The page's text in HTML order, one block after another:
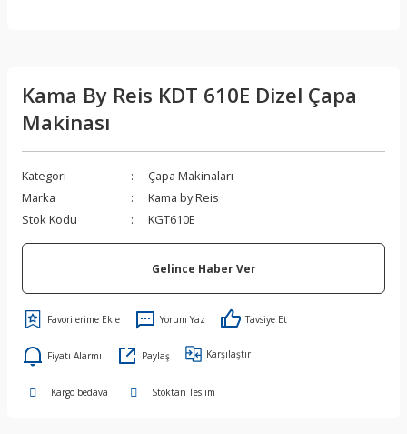
Kama By Reis KDT 610E Dizel Çapa
Makinası
Kategori
Çapa Makinaları
Marka
Kama by Reis
Stok Kodu
KGT610E
Gelince Haber Ver
Yorum Yaz Tavsiye Et
Fiyatı Alarmı Paylaş Karşılaştır
Kargo bedava Stoktan Teslim